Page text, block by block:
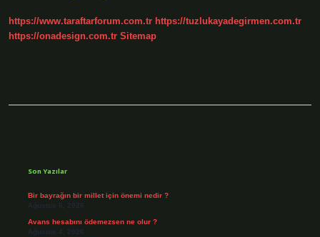
https://www.taraftarforum.com.tr https://tuzlukayadegirmen.com.tr
https://onadesign.com.tr Sitemap
Son Yazılar
Bir bayrağın bir millet için önemi nedir ?
Ağustos 6, 2026
Avans hesabını ödemezsen ne olur ?
Ağustos 4, 2026